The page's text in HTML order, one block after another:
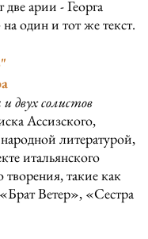
арии - Георга
один и тот же текст.
двух солистов
Ассизского,
литературой,
итальянского
творения, такие как
Ветер», «Сестра